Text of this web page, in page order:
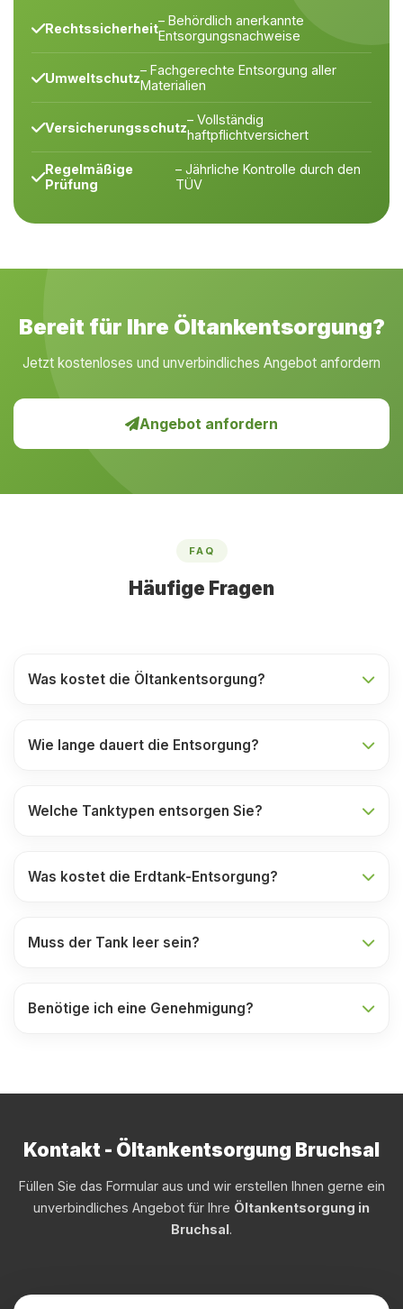
Rechtssicherheit– Behördlich anerkannte
Entsorgungsnachweise
Umweltschutz– Fachgerechte Entsorgung aller
Materialien
Versicherungsschutz– Vollständig
haftpflichtversichert
Regelmäßige
Prüfung
– Jährliche Kontrolle durch den
TÜV
Bereit für Ihre Öltankentsorgung?
Jetzt kostenloses und unverbindliches Angebot anfordern
Angebot anfordern
FAQ
Häufige Fragen
Was kostet die Öltankentsorgung?
Wie lange dauert die Entsorgung?
Welche Tanktypen entsorgen Sie?
Was kostet die Erdtank-Entsorgung?
Muss der Tank leer sein?
Benötige ich eine Genehmigung?
Kontakt - Öltankentsorgung Bruchsal
Füllen Sie das Formular aus und wir erstellen Ihnen gerne ein
unverbindliches Angebot für Ihre Öltankentsorgung in
Bruchsal.